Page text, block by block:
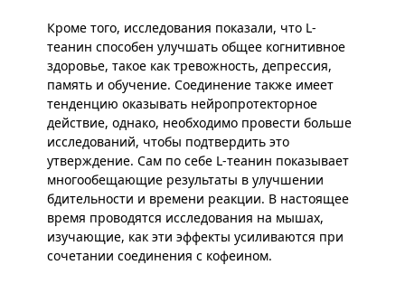
Кроме того, исследования показали, что L-
теанин способен улучшать общее когнитивное
здоровье, такое как тревожность, депрессия,
память и обучение. Соединение также имеет
тенденцию оказывать нейропротекторное
действие, однако, необходимо провести больше
исследований, чтобы подтвердить это
утверждение. Сам по себе L-теанин показывает
многообещающие результаты в улучшении
бдительности и времени реакции. В настоящее
время проводятся исследования на мышах,
изучающие, как эти эффекты усиливаются при
сочетании соединения с кофеином.